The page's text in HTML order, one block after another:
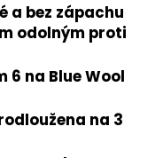
a bez zápachu
odolným proti
6 na Blue Wool
na 3